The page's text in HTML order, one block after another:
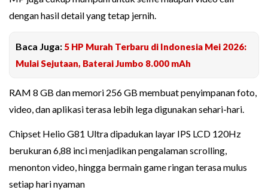
dengan hasil detail yang tetap jernih.
Baca Juga: 5 HP Murah Terbaru di Indonesia Mei 2026:
Mulai Sejutaan, Baterai Jumbo 8.000 mAh
RAM 8 GB dan memori 256 GB membuat penyimpanan foto,
video, dan aplikasi terasa lebih lega digunakan sehari-hari.
Chipset Helio G81 Ultra dipadukan layar IPS LCD 120Hz
berukuran 6,88 inci menjadikan pengalaman scrolling,
menonton video, hingga bermain game ringan terasa mulus
setiap hari nyaman